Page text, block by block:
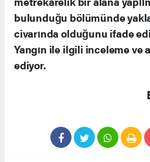
bulunduğu bölümünde
civarında olduğunu ifade
Yangın ile ilgili inceleme ve
ediyor.